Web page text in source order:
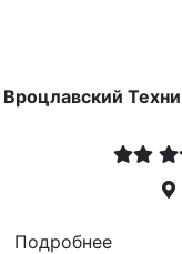
Вроцлавский
Подробнее